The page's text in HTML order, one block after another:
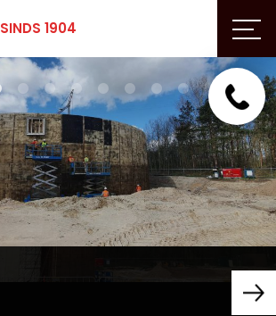
SINDS 1904